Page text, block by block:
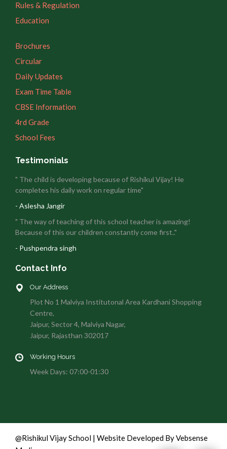
Rules & Regulation
Education
Brochures
Circular
Daily Updates
Exam Time Table
CBSE Information
4rd Grade
School Fees
Testimonials
" The child is developing because of Rishikul Vijay! He
completes his daily work on regular time"
- Aslesha Jangir
" The way of teaching of this school teacher is amazing!
Because of this our children constantly come first.."
- Pushpendra singh
Contact Info
Our Address
Plot No 1 Malviya Institutonal Area Kardhani Shopping
Centre,
Jaipur, Sector 4, Malviya Nagar,
Jaipur, Rajasthan 302017
Working Hours
Week Days: 07:00-01:30
@Rishikul Vijay School | Website Developed By Vebsense